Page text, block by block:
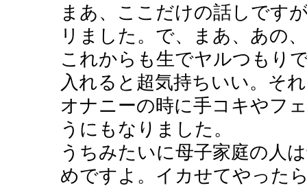
まあ、ここだけの話しです
リました。で、まあ、あの
これからも生でヤルつもり
入れると超気持ちいい。そ
オナニーの時に手コキやフ
うにもなりました。
うちみたいに母子家庭の人
めですよ。イカせてやった